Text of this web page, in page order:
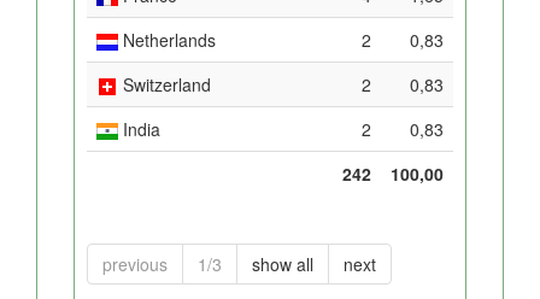
Netherlands
2
0,83
Switzerland
2
0,83
India
2
0,83
242
100,00
previous 1/3 show all next